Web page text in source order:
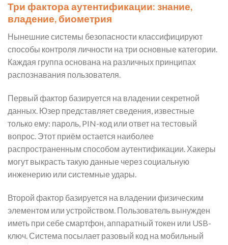
Три фактора аутентификации: знание,
владение, биометрия
Нынешние системы безопасности классифицируют
способы контроля личности на три основные категории.
Каждая группа основана на различных принципах
распознавания пользователя.
Первый фактор базируется на владении секретной
данных. Юзер представляет сведения, известные
только ему: пароль, PIN-код или ответ на тестовый
вопрос. Этот приём остается наиболее
распространенным способом аутентификации. Хакеры
могут выкрасть такую данные через социальную
инженерию или системные удары.
Второй фактор базируется на владении физическим
элементом или устройством. Пользователь вынужден
иметь при себе смартфон, аппаратный токен или USB-
ключ. Система посылает разовый код на мобильный